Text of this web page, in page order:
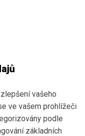
vašeho
ve vašem prohlížeči
podle
základních